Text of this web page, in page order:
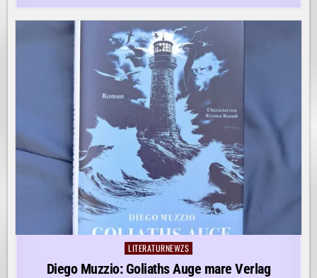
Posted
in
LITERATURNEWZS
Diego Muzzio: Goliaths Auge mare Verlag